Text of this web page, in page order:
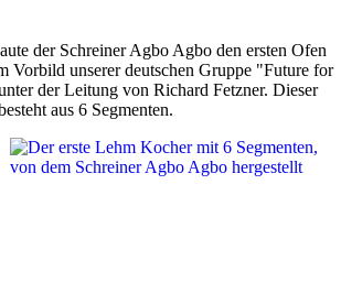
der Schreiner Agbo Agbo den ersten Ofen
Vorbild unserer deutschen Gruppe "Future for
der Leitung von Richard Fetzner. Dieser
aus 6 Segmenten.